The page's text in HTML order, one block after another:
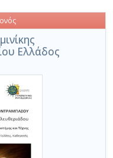
Ελλάδος